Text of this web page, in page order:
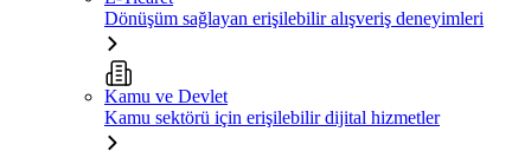
Dönüşüm sağlayan erişilebilir alışveriş deneyimleri
Kamu ve Devlet
Kamu sektörü için erişilebilir dijital hizmetler